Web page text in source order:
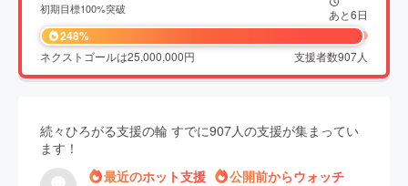
初期目標100%突破 あと6日
248%
ネクストゴールは25,000,000円 支援者数907人
続々ひろがる支援の輪 すでに907人の支援が集まってい
ます！
最近のホット支援
公開前からウォッチ